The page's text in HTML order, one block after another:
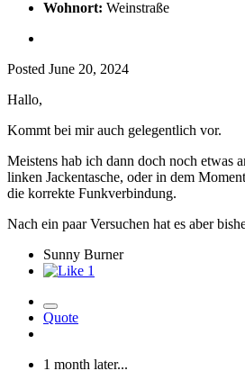
Wohnort: Weinstraße
Posted June 20, 2024
Hallo,
Kommt bei mir auch gelegentlich vor.
Meistens hab ich dann doch noch etwas
linken Jackentasche, oder in dem
die korrekte Funkverbindung.
Nach ein paar Versuchen hat es aber
Sunny Burner
1
Quote
1 month later...